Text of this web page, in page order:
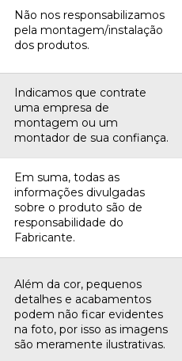
Não nos responsabilizamos
pela montagem/instalação
dos produtos.
Indicamos que contrate
uma empresa de
montagem ou um
montador de sua confiança.
Em suma, todas as
informações divulgadas
sobre o produto são de
responsabilidade do
Fabricante.
Além da cor, pequenos
detalhes e acabamentos
podem não ficar evidentes
na foto, por isso as imagens
são meramente ilustrativas.